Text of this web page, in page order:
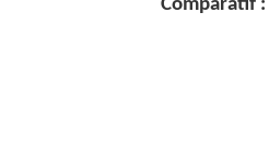
Comparatif :